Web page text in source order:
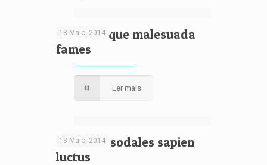
13 Maio, 2014
Pellentesque malesuada
fames
Ler mais
13 Maio, 2014
Proin dui sodales sapien
luctus